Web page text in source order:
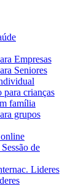
Empresas
Seniores
para crianças
família
grupos
de
Lideres